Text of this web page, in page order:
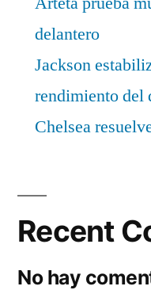
delantero
Jackson
rendimiento del
Chelsea
Recent
No hay